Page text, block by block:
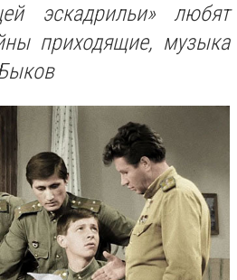
эскадрильи» любят
приходящие, музыка